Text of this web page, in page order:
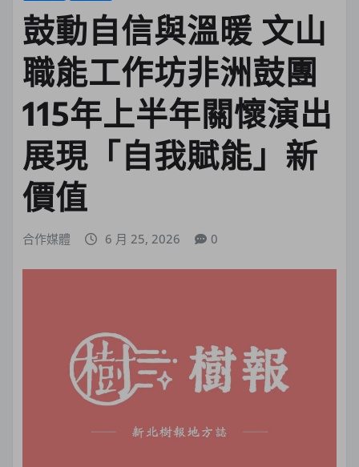
鼓動自信與溫暖 文山
職能工作坊非洲鼓團
115年上半年關懷演出
展現「自我賦能」新
價值
合作媒體 6 月 25, 2026 0